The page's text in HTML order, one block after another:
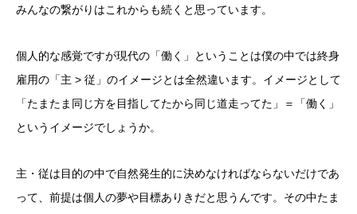
みんなの繋がりはこれからも続くと思っています。
個人的な感覚ですが現代の「働く」ということは僕の中では終身
雇用の「主 > 従」のイメージとは全然違います。イメージとして
「たまたま同じ方を目指してたから同じ道走ってた」＝「働く」
というイメージでしょうか。
主・従は目的の中で自然発生的に決めなければならないだけであ
って、前提は個人の夢や目標ありきだと思うんです。その中たま